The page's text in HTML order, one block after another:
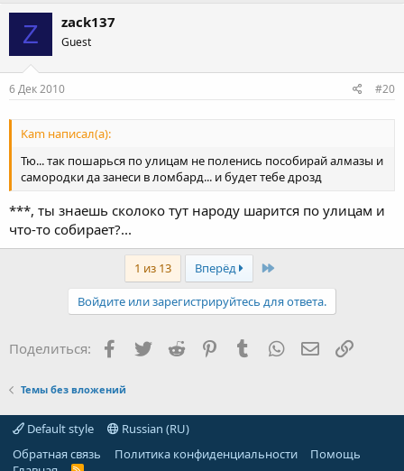
Z zack137
Guest
6 Дек 2010 #20
Kam написал(а):
Тю... так пошарься по улицам не поленись пособирай алмазы и
самородки да занеси в ломбард... и будет тебе дрозд
***, ты знаешь сколоко тут народу шарится по улицам и
что-то собирает?...
1 из 13 Вперёд Last
Войдите или зарегистрируйтесь для ответа.
Поделиться: Facebook
TwitterReddit PinterestTumblr WhatsApp Ссылка
Темы без вложений
Default style
Russian (RU)
Обратная связь
Политика конфиденциальности
Помощь